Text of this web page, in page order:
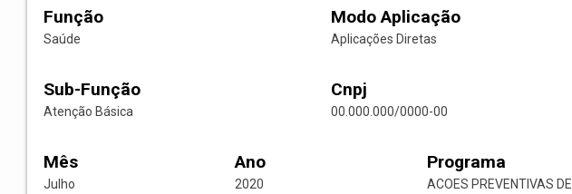
Função
Saúde
Modo Aplicação
Aplicações Diretas
Sub-Função
Atenção Básica
Cnpj
00.000.000/0000-00
Mês
Julho
Ano
2020
Programa
ACOES PREVENTIVAS DE